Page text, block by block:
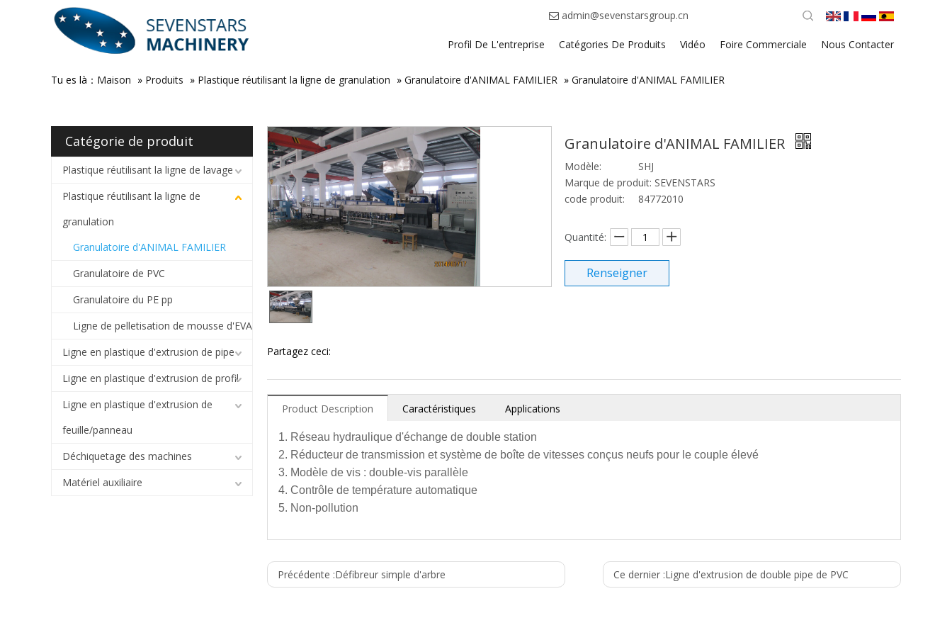
admin@sevenstarsgroup.cn
Profil De L'entreprise Catégories De Produits Vidéo Foire Commerciale Nous Contacter
Tu es là： Maison » Produits » Plastique réutilisant la ligne de granulation » Granulatoire d'ANIMAL FAMILIER » Granulatoire d'ANIMAL FAMILIER
Catégorie de produit
Plastique réutilisant la ligne de lavage
Plastique réutilisant la ligne de
granulation
Granulatoire d'ANIMAL FAMILIER
Granulatoire de PVC
Granulatoire du PE pp
Ligne de pelletisation de mousse d'EVA
Ligne en plastique d'extrusion de pipe
Ligne en plastique d'extrusion de profil
Ligne en plastique d'extrusion de
feuille/panneau
Déchiquetage des machines
Matériel auxiliaire
Granulatoire d'ANIMAL FAMILIER
Modèle:
SHJ
Marque de produit: SEVENSTARS
code produit:
84772010
Quantité:
Renseigner
Partagez ceci:
Product Description Caractéristiques Applications
1. Réseau hydraulique d'échange de double station
2. Réducteur de transmission et système de boîte de vitesses conçus neufs pour le couple élevé
3. Modèle de vis : double-vis parallèle
4. Contrôle de température automatique
5. Non-pollution
Modèle
(Diamètre de vis)
millimètre
(Moteur pilotant) kilowatt
(Vitesse de vis)
T/MN
(Sortie) kg/h
heure
2. Masterbatch
3. Modification de plastiques
Précédente :Défibreur simple d'arbre Ce dernier :Ligne d'extrusion de double pipe de PVC